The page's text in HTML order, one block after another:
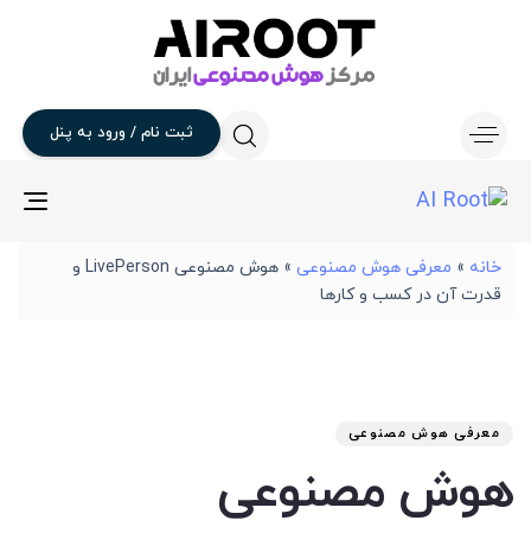
ثبت نام / ورود به پنل
خانه » معرفی هوش مصنوعی »
هوش مصنوعی LivePerson و
قدرت آن در کسب و کارها
معرفی هوش مصنوعی
هوش مصنوعی